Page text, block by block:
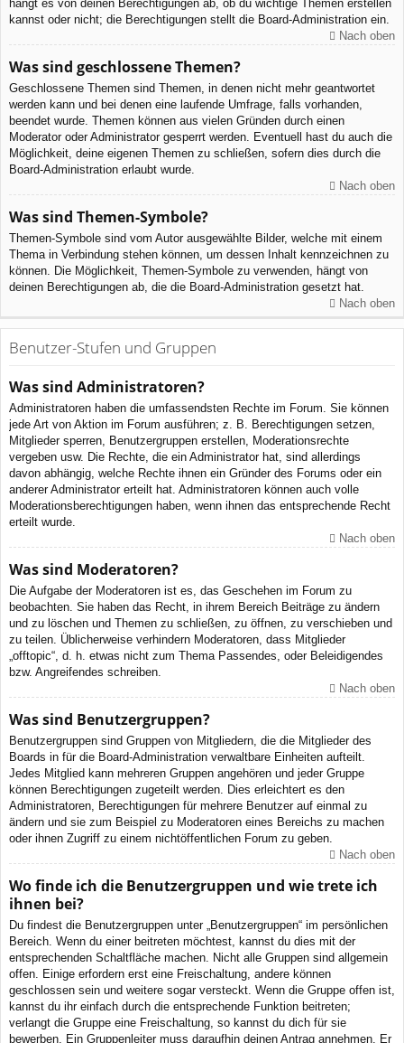
hängt es von deinen Berechtigungen ab, ob du wichtige Themen erstellen
kannst oder nicht; die Berechtigungen stellt die Board-Administration ein.
Nach oben
Was sind geschlossene Themen?
Geschlossene Themen sind Themen, in denen nicht mehr geantwortet
werden kann und bei denen eine laufende Umfrage, falls vorhanden,
beendet wurde. Themen können aus vielen Gründen durch einen
Moderator oder Administrator gesperrt werden. Eventuell hast du auch die
Möglichkeit, deine eigenen Themen zu schließen, sofern dies durch die
Board-Administration erlaubt wurde.
Nach oben
Was sind Themen-Symbole?
Themen-Symbole sind vom Autor ausgewählte Bilder, welche mit einem
Thema in Verbindung stehen können, um dessen Inhalt kennzeichnen zu
können. Die Möglichkeit, Themen-Symbole zu verwenden, hängt von
deinen Berechtigungen ab, die die Board-Administration gesetzt hat.
Nach oben
Benutzer-Stufen und Gruppen
Was sind Administratoren?
Administratoren haben die umfassendsten Rechte im Forum. Sie können
jede Art von Aktion im Forum ausführen; z. B. Berechtigungen setzen,
Mitglieder sperren, Benutzergruppen erstellen, Moderationsrechte
vergeben usw. Die Rechte, die ein Administrator hat, sind allerdings
davon abhängig, welche Rechte ihnen ein Gründer des Forums oder ein
anderer Administrator erteilt hat. Administratoren können auch volle
Moderationsberechtigungen haben, wenn ihnen das entsprechende Recht
erteilt wurde.
Nach oben
Was sind Moderatoren?
Die Aufgabe der Moderatoren ist es, das Geschehen im Forum zu
beobachten. Sie haben das Recht, in ihrem Bereich Beiträge zu ändern
und zu löschen und Themen zu schließen, zu öffnen, zu verschieben und
zu teilen. Üblicherweise verhindern Moderatoren, dass Mitglieder
„offtopic“, d. h. etwas nicht zum Thema Passendes, oder Beleidigendes
bzw. Angreifendes schreiben.
Nach oben
Was sind Benutzergruppen?
Benutzergruppen sind Gruppen von Mitgliedern, die die Mitglieder des
Boards in für die Board-Administration verwaltbare Einheiten aufteilt.
Jedes Mitglied kann mehreren Gruppen angehören und jeder Gruppe
können Berechtigungen zugeteilt werden. Dies erleichtert es den
Administratoren, Berechtigungen für mehrere Benutzer auf einmal zu
ändern und sie zum Beispiel zu Moderatoren eines Bereichs zu machen
oder ihnen Zugriff zu einem nichtöffentlichen Forum zu geben.
Nach oben
Wo finde ich die Benutzergruppen und wie trete ich
ihnen bei?
Du findest die Benutzergruppen unter „Benutzergruppen“ im persönlichen
Bereich. Wenn du einer beitreten möchtest, kannst du dies mit der
entsprechenden Schaltfläche machen. Nicht alle Gruppen sind allgemein
offen. Einige erfordern erst eine Freischaltung, andere können
geschlossen sein und weitere sogar versteckt. Wenn die Gruppe offen ist,
kannst du ihr einfach durch die entsprechende Funktion beitreten;
verlangt die Gruppe eine Freischaltung, so kannst du dich für sie
bewerben. Ein Gruppenleiter muss daraufhin deinen Antrag annehmen. Er